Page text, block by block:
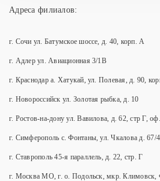
Адреса филиалов:
г. Сочи ул. Батумское шоссе, д. 40, корп. А
г. Адлер ул. Авиационная 3/1В
г. Краснодар а. Хатукай, ул. Полевая, д. 90,
г. Новороссийск ул. Золотая рыбка, д. 10
г. Ростов-на-дону ул. Вавилова, д. 62, стр Г,
г. Симферополь с. Фонтаны, ул. Чкалова д. 67/
г. Ставрополь 45-я параллель, д. 22, стр. Г
г. Москва МО, г. о. Подольск, мкр.